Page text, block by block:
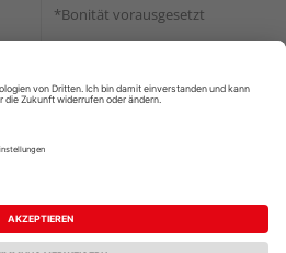
*Bonität vorausgesetzt
Versand
Widerruf
Datenschutz
Vertrag widerrufen